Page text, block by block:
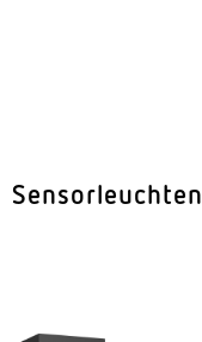
Sensor­leuchten